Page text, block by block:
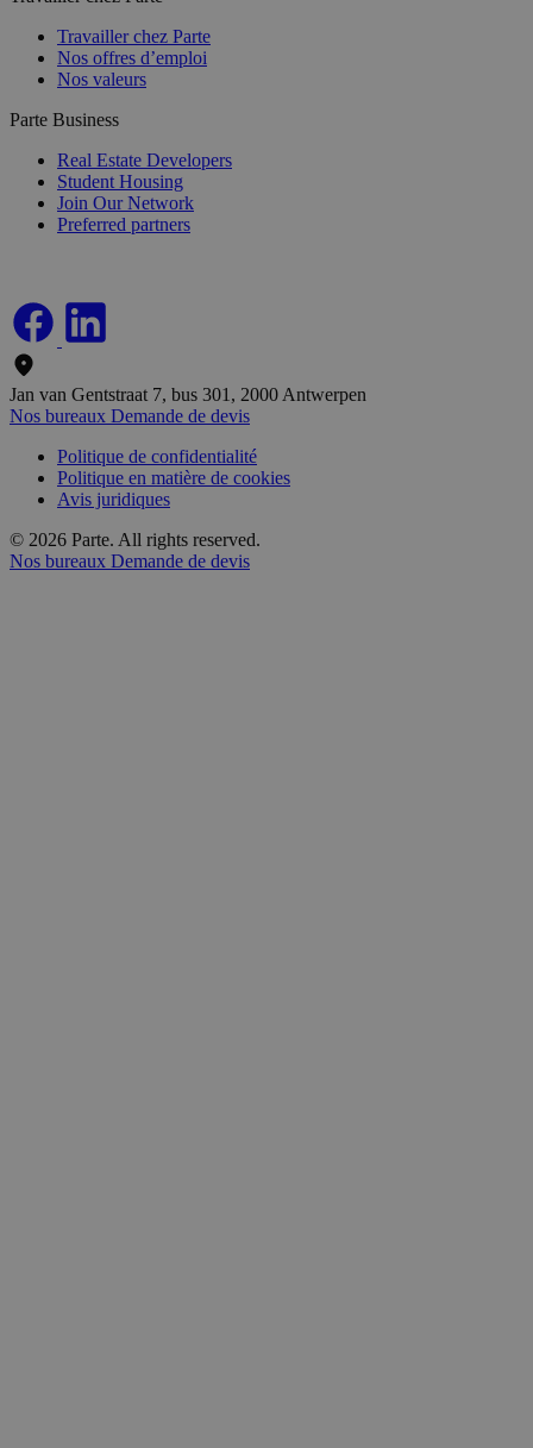
Travailler chez Parte
Nos offres d’emploi
Nos valeurs
Parte Business
Real Estate Developers
Student Housing
Join Our Network
Preferred partners
Jan van Gentstraat 7, bus 301, 2000 Antwerpen
Nos bureaux Demande de devis
Politique de confidentialité
Politique en matière de cookies
Avis juridiques
© 2026 Parte. All rights reserved.
Nos bureaux Demande de devis